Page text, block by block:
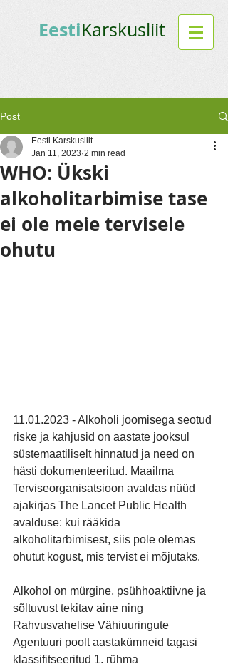
EestiKarskusliit
Post
WHO: Ükski
alkoholitarbimise tase
ei ole meie tervisele
ohutu
Eesti Karskusliit
Jan 11, 2023 2 min read
11.01.2023 - Alkoholi joomisega seotud
riske ja kahjusid on aastate jooksul
süstemaatiliselt hinnatud ja need on
hästi dokumenteeritud. Maailma
Terviseorganisatsioon avaldas nüüd
ajakirjas The Lancet Public Health
avalduse: kui rääkida
alkoholitarbimisest, siis pole olemas
ohutut kogust, mis tervist ei mõjutaks.
Alkohol on mürgine, psühhoaktiivne ja
sõltuvust tekitav aine ning
Rahvusvahelise Vähiuuringute
Agentuuri poolt aastakümneid tagasi
klassifitseeritud 1. rühma